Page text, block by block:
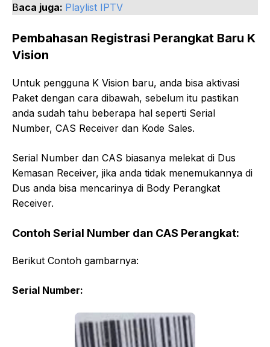
Baca juga: Playlist IPTV
Pembahasan Registrasi Perangkat Baru K
Vision
Untuk pengguna K Vision baru, anda bisa aktivasi
Paket dengan cara dibawah, sebelum itu pastikan
anda sudah tahu beberapa hal seperti Serial
Number, CAS Receiver dan Kode Sales.
Serial Number dan CAS biasanya melekat di Dus
Kemasan Receiver, jika anda tidak menemukannya di
Dus anda bisa mencarinya di Body Perangkat
Receiver.
Contoh Serial Number dan CAS Perangkat:
Berikut Contoh gambarnya:
Serial Number: